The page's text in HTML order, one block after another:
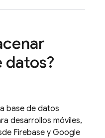
datos?
base de datos
desarrollos móviles,
Firebase y Google